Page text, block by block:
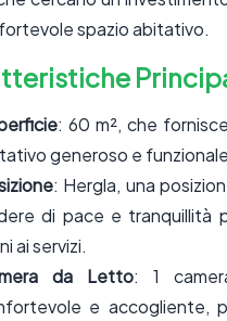
spazio abitativo.
: 60 m², che
generoso e
: Hergla, una
di pace e tranquillità
ai servizi.
da Letto: 1
e accogliente,